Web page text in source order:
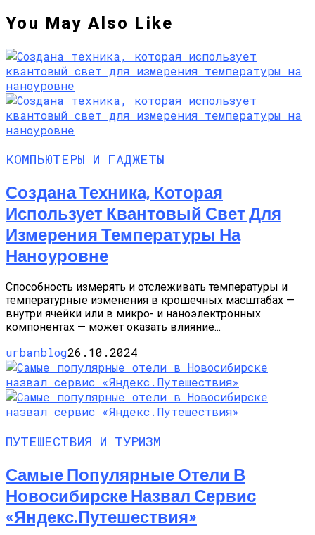
You May Also Like
КОМПЬЮТЕРЫ И ГАДЖЕТЫ
Создана Техника, Которая
Использует Квантовый Свет Для
Измерения Температуры На
Наноуровне
Способность измерять и отслеживать температуры и
температурные изменения в крошечных масштабах —
внутри ячейки или в микро- и наноэлектронных
компонентах — может оказать влияние...
urbanblog26.10.2024
ПУТЕШЕСТВИЯ И ТУРИЗМ
Самые Популярные Отели В
Новосибирске Назвал Сервис
«Яндекс.Путешествия»